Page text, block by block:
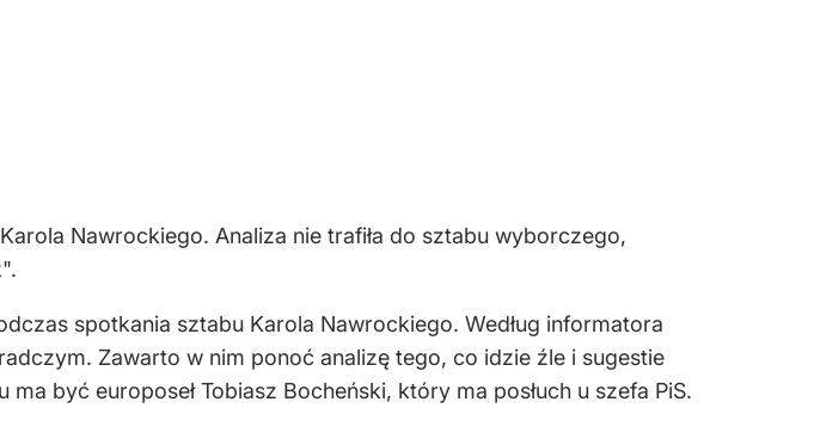
Nawrockiego. Analiza nie trafiła do sztabu wyborczego,
spotkania sztabu Karola Nawrockiego. Według informatora
Zawarto w nim ponoć analizę tego, co idzie źle i sugestie
być europoseł Tobiasz Bocheński, który ma posłuch u szefa PiS.